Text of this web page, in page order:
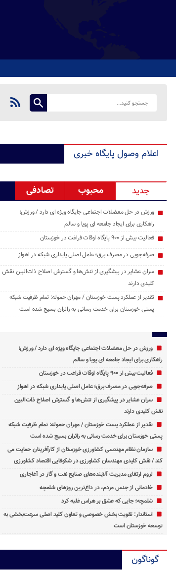
اعلام وصول پایگاه خبری
جدید محبوب تصادفی
ورزش در حل معضلات اجتماعی جایگاه ویژه ای دارد / ورزش؛
راهکاری برای ایجاد جامعه ‌ای پویا و سالم
فعالیت بیش از ۹۰۰ پایگاه اوقات فراغت در خوزستان
صرفه‌جویی در مصرف برق؛ عامل اصلی پایداری شبکه در اهواز
سران عشایر در پیشگیری از تنش‌ها و گسترش اصلاح ذات‌البین نقش
کلیدی دارند
تقدیر از عملکرد پست خوزستان / مهران حموله: تمام ظرفیت‌ شبکه
پستی خوزستان برای خدمت ‌رسانی به زائران بسیج شده است
ورزش در حل معضلات اجتماعی جایگاه ویژه ای دارد / ورزش؛
راهکاری برای ایجاد جامعه ‌ای پویا و سالم
فعالیت بیش از ۹۰۰ پایگاه اوقات فراغت در خوزستان
صرفه‌جویی در مصرف برق؛ عامل اصلی پایداری شبکه در اهواز
سران عشایر در پیشگیری از تنش‌ها و گسترش اصلاح ذات‌البین
نقش کلیدی دارند
تقدیر از عملکرد پست خوزستان / مهران حموله: تمام ظرفیت‌ شبکه
پستی خوزستان برای خدمت ‌رسانی به زائران بسیج شده است
سازمان نظام مهندسی کشاورزی خوزستان از کارآفرینان حمایت می
کند / نقش کلیدی مهندسان کشاورزی در شکوفایی اقتصاد کشاورزی
لزوم ارتقای مدیریت آلاینده‌های صنایع نفت و گاز در آغاجاری
خادمانی از جنس مردم، در داغ‌ترین روزهای شلمچه
شلمچه؛ جایی که عشق بر هراس غلبه کرد
استاندار: تقویت بخش خصوصی و تعاون کلید اصلی سرعت‌بخشی به
توسعه خوزستان است
گوناگون